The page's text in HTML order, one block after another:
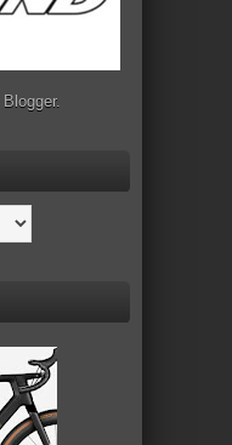
Blogger.